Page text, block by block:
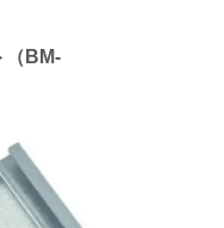
（BM-